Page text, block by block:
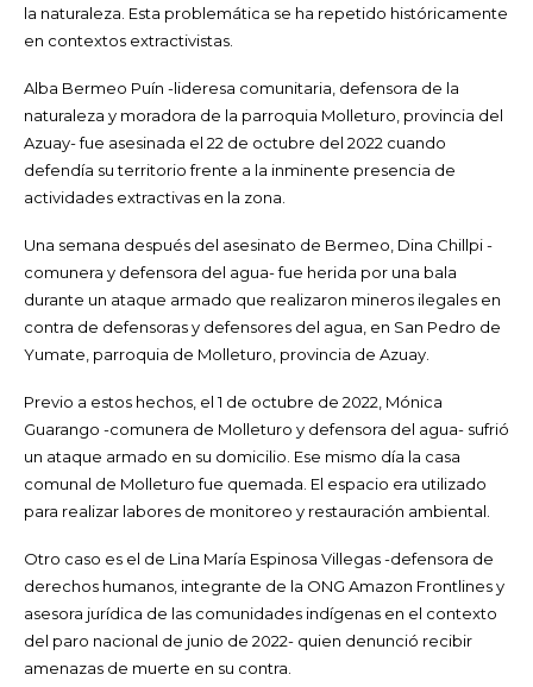
la naturaleza. Esta problemática se ha repetido históricamente
en contextos extractivistas.
Alba Bermeo Puín -lideresa comunitaria, defensora de la
naturaleza y moradora de la parroquia Molleturo, provincia del
Azuay- fue asesinada el 22 de octubre del 2022 cuando
defendía su territorio frente a la inminente presencia de
actividades extractivas en la zona.
Una semana después del asesinato de Bermeo, Dina Chillpi -
comunera y defensora del agua- fue herida por una bala
durante un ataque armado que realizaron mineros ilegales en
contra de defensoras y defensores del agua, en San Pedro de
Yumate, parroquia de Molleturo, provincia de Azuay.
Previo a estos hechos, el 1 de octubre de 2022, Mónica
Guarango -comunera de Molleturo y defensora del agua- sufrió
un ataque armado en su domicilio. Ese mismo día la casa
comunal de Molleturo fue quemada. El espacio era utilizado
para realizar labores de monitoreo y restauración ambiental.
Otro caso es el de Lina María Espinosa Villegas -defensora de
derechos humanos, integrante de la ONG Amazon Frontlines y
asesora jurídica de las comunidades indígenas en el contexto
del paro nacional de junio de 2022- quien denunció recibir
amenazas de muerte en su contra.